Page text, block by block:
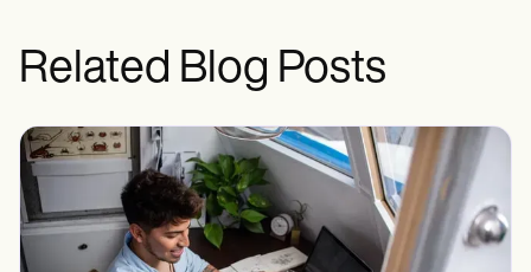
Related Blog Posts